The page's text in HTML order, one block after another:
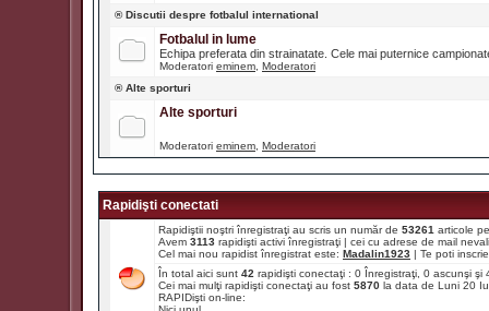
® Discutii despre fotbalul international
Fotbalul in lume
Echipa preferata din strainatate. Cele mai puternice
Moderatori eminem Moderatori
® Alte sporturi
Alte sporturi
Moderatori eminem Moderatori
Rapidişti conectati
Rapidiştii noştri înregistraţi au scris un număr de 53261 articole
Avem 3113 rapidişti activi înregistraţi | cei cu adrese de mail
Cel mai nou rapidist înregistrat este: Madalin1923 | Te poti
În total aici sunt 42 rapidişti conectaţi : 0 Înregistraţi, 0 ascunşi
Cei mai mulţi rapidişti conectaţi au fost 5870 la data de Luni 20
RAPIDişti on-line: